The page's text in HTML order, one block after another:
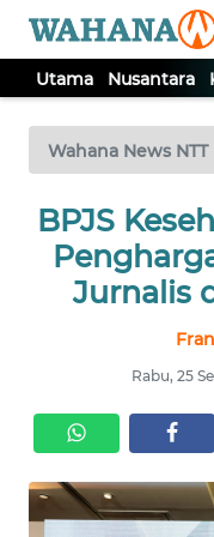
Utama Nusantara
Wahana News NTT
BPJS
Jurnalis
Rabu, 25
TV
Tutup
UTAMA
NUSANTARA
SERBA-
SERBI
LABUAN